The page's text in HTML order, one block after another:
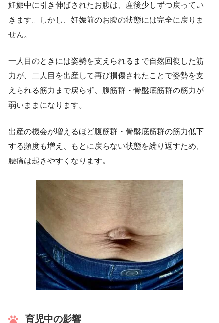
妊娠中に引き伸ばされたお腹は、産後少しずつ戻ってい
きます。しかし、妊娠前のお腹の状態には完全に戻りま
せん。
一人目のときには姿勢を支えられるまで自然回復した筋
力が、二人目を出産して再び損傷されたことで姿勢を支
えられる筋力まで戻らず、腹筋群・骨盤底筋群の筋力が
弱いままになります。
出産の機会が増えるほど腹筋群・骨盤底筋群の筋力低下
する頻度も増え、もとに戻らない状態を繰り返すため、
腰痛は起きやすくなります。
育児中の影響